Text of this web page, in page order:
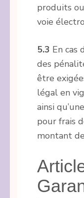
produits
voie
5.3 En cas
des
être
légal en
ainsi
pour frais
montant de